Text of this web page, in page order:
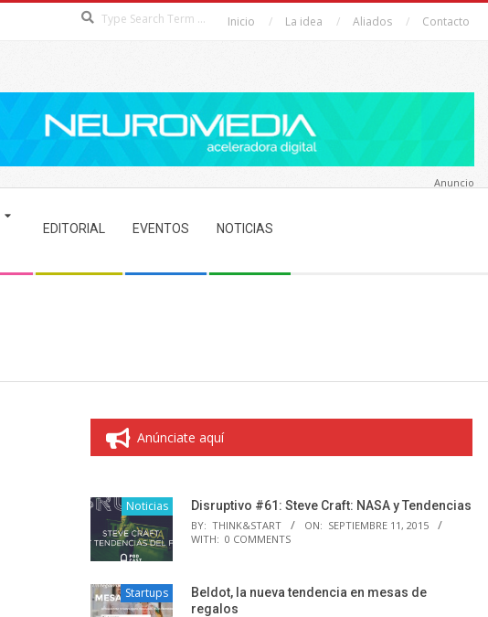
Inicio La idea Aliados Contacto
EDITORIAL EVENTOS NOTICIAS
Anuncio
Anúnciate aquí
Noticias Disruptivo #61: Steve Craft: NASA y Tendencias
BY: THINK&START ON: SEPTIEMBRE 11, 2015
WITH: 0 COMMENTS
Startups
Beldot, la nueva tendencia en mesas de
regalos